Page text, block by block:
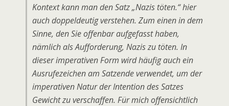
Kontext kann man den Satz „Nazis töten.“ hier
auch doppeldeutig verstehen. Zum einen in dem
Sinne, den Sie offenbar aufgefasst haben,
nämlich als Aufforderung, Nazis zu töten. In
dieser imperativen Form wird häufig auch ein
Ausrufezeichen am Satzende verwendet, um der
imperativen Natur der Intention des Satzes
Gewicht zu verschaffen. Für mich offensichtlich